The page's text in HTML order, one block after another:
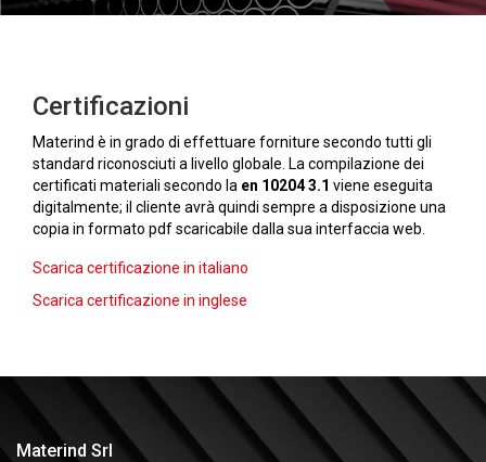
Certificazioni
Materind è in grado di effettuare forniture secondo tutti gli
standard riconosciuti a livello globale. La compilazione dei
certificati materiali secondo la en 10204 3.1 viene eseguita
digitalmente; il cliente avrà quindi sempre a disposizione una
copia in formato pdf scaricabile dalla sua interfaccia web.
Scarica certificazione in italiano
Scarica certificazione in inglese
Materind Srl